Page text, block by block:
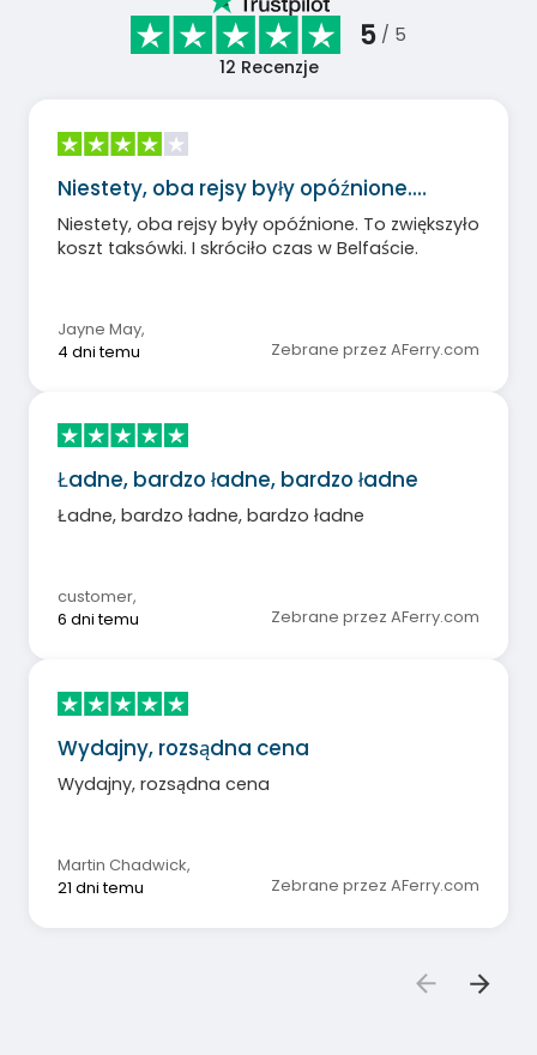
5 / 5
12 Recenzje
Niestety, oba rejsy były opóźnione.…
Niestety, oba rejsy były opóźnione. To zwiększyło
koszt taksówki. I skróciło czas w Belfaście.
Jayne May,
4 dni temu
Zebrane przez AFerry.com
Ładne, bardzo ładne, bardzo ładne
Ładne, bardzo ładne, bardzo ładne
customer,
6 dni temu
Zebrane przez AFerry.com
Wydajny, rozsądna cena
Wydajny, rozsądna cena
Martin Chadwick,
21 dni temu
Zebrane przez AFerry.com